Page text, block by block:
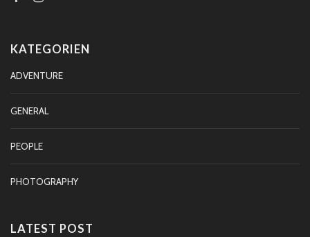
KATEGORIEN
ADVENTURE
GENERAL
PEOPLE
PHOTOGRAPHY
LATEST POST